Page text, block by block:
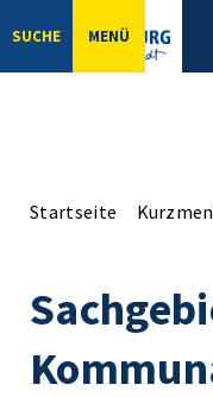
SUCHE MENÜ
Startseite